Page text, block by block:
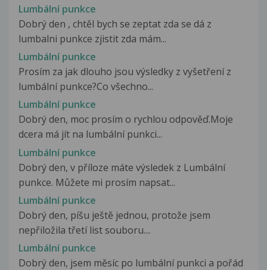
Lumbální punkce
Dobrý den , chtěl bych se zeptat zda se dá z
lumbalni punkce zjistit zda mám...
Lumbální punkce
Prosím za jak dlouho jsou výsledky z vyšetření z
lumbální punkce?Co všechno...
Lumbální punkce
Dobrý den, moc prosím o rychlou odpověď.Moje
dcera má jít na lumbální punkci...
Lumbální punkce
Dobrý den, v příloze máte výsledek z Lumbální
punkce. Můžete mi prosím napsat...
Lumbální punkce
Dobrý den, píšu ještě jednou, protože jsem
nepřiložila třetí list souboru....
Lumbální punkce
Dobrý den, jsem měsíc po lumbální punkci a pořád